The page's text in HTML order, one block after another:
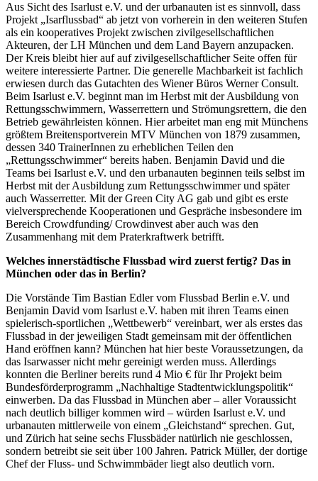
Aus Sicht des Isarlust e.V. und der urbanauten ist es sinnvoll, dass
Projekt „Isarflussbad“ ab jetzt von vorherein in den weiteren Stufen
als ein kooperatives Projekt zwischen zivilgesellschaftlichen
Akteuren, der LH München und dem Land Bayern anzupacken.
Der Kreis bleibt hier auf auf zivilgesellschaftlicher Seite offen für
weitere interessierte Partner. Die generelle Machbarkeit ist fachlich
erwiesen durch das Gutachten des Wiener Büros Werner Consult.
Beim Isarlust e.V. beginnt man im Herbst mit der Ausbildung von
Rettungsschwimmern, Wasserrettern und Strömungsrettern, die den
Betrieb gewährleisten können. Hier arbeitet man eng mit Münchens
größtem Breitensportverein MTV München von 1879 zusammen,
dessen 340 TrainerInnen zu erheblichen Teilen den
„Rettungsschwimmer“ bereits haben. Benjamin David und die
Teams bei Isarlust e.V. und den urbanauten beginnen teils selbst im
Herbst mit der Ausbildung zum Rettungsschwimmer und später
auch Wasserretter. Mit der Green City AG gab und gibt es erste
vielversprechende Kooperationen und Gespräche insbesondere im
Bereich Crowdfunding/ Crowdinvest aber auch was den
Zusammenhang mit dem Praterkraftwerk betrifft.
Welches innerstädtische Flussbad wird zuerst fertig? Das in
München oder das in Berlin?
Die Vorstände Tim Bastian Edler vom Flussbad Berlin e.V. und
Benjamin David vom Isarlust e.V. haben mit ihren Teams einen
spielerisch-sportlichen „Wettbewerb“ vereinbart, wer als erstes das
Flussbad in der jeweiligen Stadt gemeinsam mit der öffentlichen
Hand eröffnen kann? München hat hier beste Voraussetzungen, da
das Isarwasser nicht mehr gereinigt werden muss. Allerdings
konnten die Berliner bereits rund 4 Mio € für Ihr Projekt beim
Bundesförderprogramm „Nachhaltige Stadtentwicklungspolitik“
einwerben. Da das Flussbad in München aber – aller Voraussicht
nach deutlich billiger kommen wird – würden Isarlust e.V. und
urbanauten mittlerweile von einem „Gleichstand“ sprechen. Gut,
und Zürich hat seine sechs Flussbäder natürlich nie geschlossen,
sondern betreibt sie seit über 100 Jahren. Patrick Müller, der dortige
Chef der Fluss- und Schwimmbäder liegt also deutlich vorn.